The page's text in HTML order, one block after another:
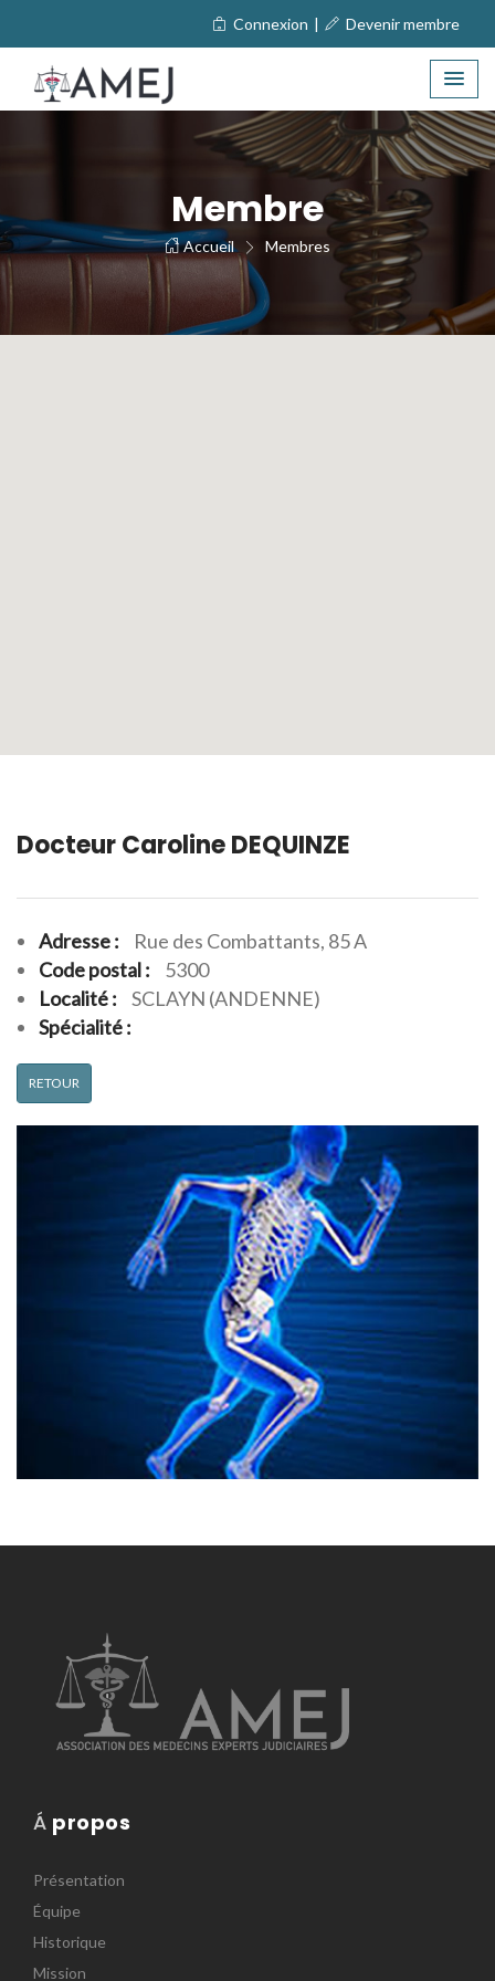
Connexion | Devenir membre
Membre
Accueil Membres
Docteur Caroline DEQUINZE
Adresse :
Rue des Combattants, 85 A
Code postal :
5300
Localité :
SCLAYN (ANDENNE)
Spécialité :
RETOUR
Á propos
Présentation
Équipe
Historique
Mission